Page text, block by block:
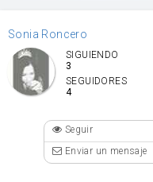
Sonia Roncero
SIGUIENDO
3
SEGUIDORES
4
Seguir
Enviar un mensaje